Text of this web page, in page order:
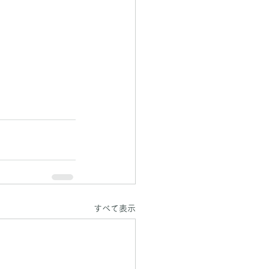
すべて表示